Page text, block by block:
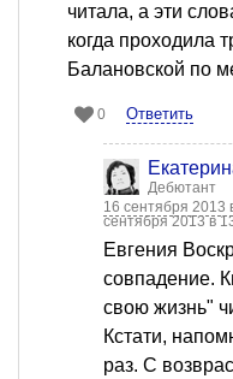
читала, а эти
когда проходила
Балановской по
0 Ответить
Дебютант
16 сентября 2013
сентября 2013 в
Евгения
совпадение.
свою жизнь"
Кстати,
раз. С